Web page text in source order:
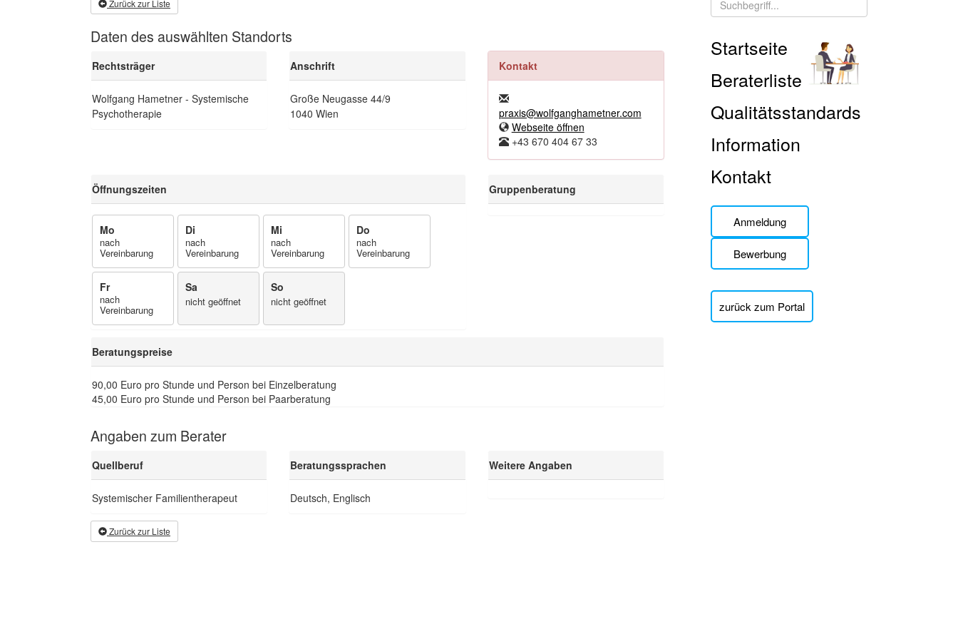
Zurück zur Liste
Daten des auswählten Standorts
Rechtsträger
Wolfgang Hametner - Systemische
Psychotherapie
Anschrift
Große Neugasse 44/9
1040 Wien
Kontakt
praxis@wolfganghametner.com
Webseite öffnen
+43 670 404 67 33
Öffnungszeiten
Mo
nach
Vereinbarung
Di
nach
Vereinbarung
Mi
nach
Vereinbarung
Do
nach
Vereinbarung
Fr
nach
Vereinbarung
Sa
nicht geöffnet
So
nicht geöffnet
Gruppenberatung
Beratungspreise
90,00 Euro pro Stunde und Person bei Einzelberatung
45,00 Euro pro Stunde und Person bei Paarberatung
Angaben zum Berater
Quellberuf
Systemischer Familientherapeut
Beratungssprachen
Deutsch, Englisch
Weitere Angaben
Zurück zur Liste
Startseite
Beraterliste
Qualitätsstandards
Information
Kontakt
Anmeldung
Bewerbung
zurück zum Portal